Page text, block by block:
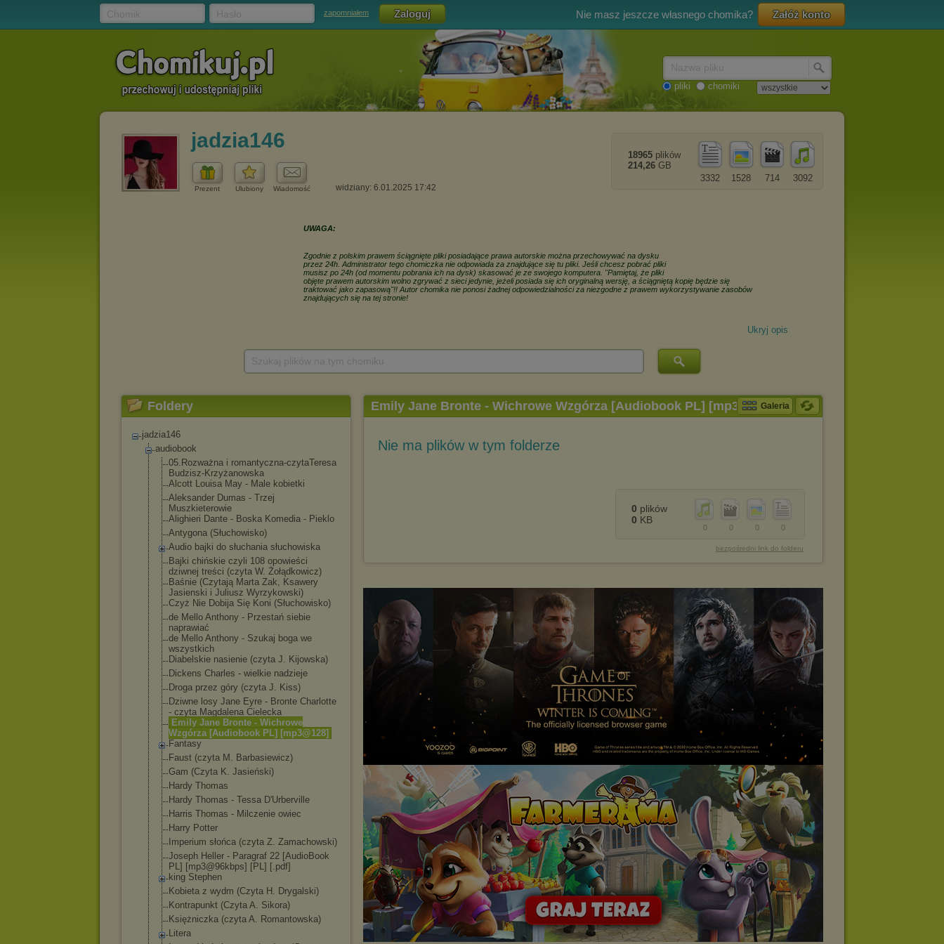
zapomniałem Nie masz jeszcze własnego chomika? Załóż konto
pliki chomiki
jadzia146
Prezent Ulubiony Wiadomość widziany: 6.01.2025 17:42
3092
714
1528
3332
18965 plików
214,26 GB
Ukryj opis
Foldery
jadzia146
audiobook
05.Rozważna i romantyczna-czytaTeresa
Budzisz-Krzyżanowska
Alcott Louisa May - Male kobietki
Aleksander Dumas - Trzej
Muszkieterowie
Alighieri Dante - Boska Komedia - Pieklo
Antygona (Słuchowisko)
Audio bajki do słuchania słuchowiska
Bajki chińskie czyli 108 opowieści
dziwnej treści (czyta W. Żołądkowicz)
Baśnie (Czytają Marta Zak, Ksawery
Jasienski i Juliusz Wyrzykowski)
Czyż Nie Dobija Się Koni (Słuchowisko)
de Mello Anthony - Przestań siebie
naprawiać
de Mello Anthony - Szukaj boga we
wszystkich
Diabelskie nasienie (czyta J. Kijowska)
Dickens Charles - wielkie nadzieje
Droga przez góry (czyta J. Kiss)
Dziwne losy Jane Eyre - Bronte Charlotte
- czyta Magdalena Cielecka
Emily Jane Bronte - Wichrowe
Wzgórza [Audiobook PL] [mp3@128]
Fantasy
Faust (czyta M. Barbasiewicz)
Gam (Czyta K. Jasieński)
Hardy Thomas
Hardy Thomas - Tessa D'Urberville
Harris Thomas - Milczenie owiec
Harry Potter
Imperium słońca (czyta Z. Zamachowski)
Joseph Heller - Paragraf 22 [AudioBook
PL] [mp3@96kbps] [PL] [.pdf]
king Stephen
Kobieta z wydm (Czyta H. Drygalski)
Kontrapunkt (Czyta A. Sikora)
Księżniczka (czyta A. Romantowska)
Litera
Emily Jane Bronte - Wichrowe Wzgórza [Audiobook PL] [mp3@128]
Galeria
Nie ma plików w tym folderze
0
0
0
0
0 plików
0 KB
bezpośredni link do folderu